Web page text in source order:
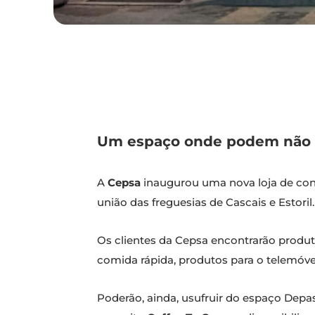
Um espaço onde podem
A Cepsa inaugurou uma nova loja de
união das freguesias de Cascais e Estoril.
Os clientes da Cepsa encontrarão
comida rápida, produtos para o
Poderão, ainda, usufruir do espaço